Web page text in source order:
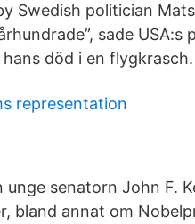
Swedish politician
sade USA:s
död i en flygkrasch.
representation
unge senatorn John F.
bland annat om